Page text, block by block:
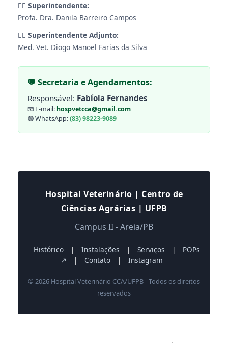
👩‍⚕️ Superintendente:
Profa. Dra. Danila Barreiro Campos
👨‍⚕️ Superintendente Adjunto:
Med. Vet. Diogo Manoel Farias da Silva
💬 Secretaria e Agendamentos:
Responsável: Fabíola Fernandes
📧 E-mail: hospvetcca@gmail.com
🟢 WhatsApp:(83) 98223-9089
Hospital Veterinário | Centro de
Ciências Agrárias | UFPB
Campus II - Areia/PB
Histórico | Instalações | Serviços |
POPs
↗
| Contato | Instagram
© 2026 Hospital Veterinário CCA/UFPB - Todos os direitos
reservados